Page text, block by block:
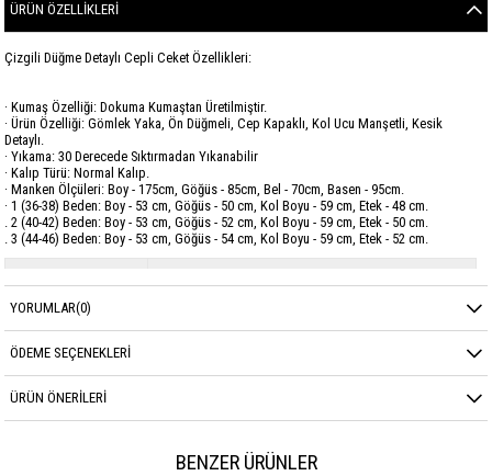
ÜRÜN ÖZELLIKLERI
Çizgili Düğme Detaylı Cepli Ceket Özellikleri:
· Kumaş Özelliği: Dokuma Kumaştan Üretilmiştir.
· Ürün Özelliği: Gömlek Yaka, Ön Düğmeli, Cep Kapaklı, Kol Ucu Manşetli, Kesik
Detaylı.
· Yıkama: 30 Derecede Sıktırmadan Yıkanabilir
· Kalıp Türü: Normal Kalıp.
· Manken Ölçüleri: Boy - 175cm, Göğüs - 85cm, Bel - 70cm, Basen - 95cm.
· 1 (36-38) Beden: Boy - 53 cm, Göğüs - 50 cm, Kol Boyu - 59 cm, Etek - 48 cm.
. 2 (40-42) Beden: Boy - 53 cm, Göğüs - 52 cm, Kol Boyu - 59 cm, Etek - 50 cm.
. 3 (44-46) Beden: Boy - 53 cm, Göğüs - 54 cm, Kol Boyu - 59 cm, Etek - 52 cm.
Sezon
Kumaş Cinsi
YORUMLAR(0)
ÖDEME SEÇENEKLERI
ÜRÜN ÖNERILERI
BENZER ÜRÜNLER